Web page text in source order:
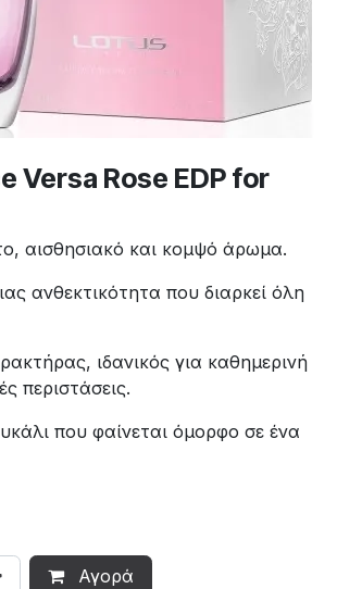
Versa Rose EDP ​​for
αισθησιακό και κομψό άρωμα.
ανθεκτικότητα που διαρκεί όλη
ιδανικός για καθημερινή
περιστάσεις.
που φαίνεται όμορφο σε ένα
Αγορά